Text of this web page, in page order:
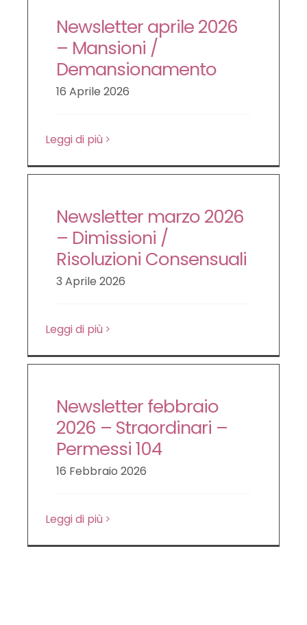
Newsletter aprile 2026
– Mansioni /
Demansionamento
16 Aprile 2026
Leggi di più
Newsletter marzo 2026
– Dimissioni /
Risoluzioni Consensuali
3 Aprile 2026
Leggi di più
Newsletter febbraio
2026 – Straordinari –
Permessi 104
16 Febbraio 2026
Leggi di più